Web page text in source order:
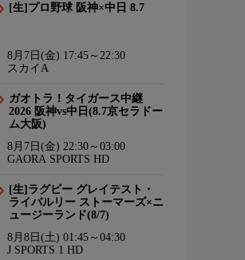
[生]プロ野球 阪神×中日 8.7
8月7日(金) 17:45～22:30
スカイA
ガオトラ！タイガース中継
2026 阪神vs中日(8.7京セラドー
ム大阪)
8月7日(金) 22:30～03:00
GAORA SPORTS HD
[生]ラグビー グレイテスト・
ライバルリー ストーマーズ×ニ
ュージーランド(8/7)
8月8日(土) 01:45～04:30
J SPORTS 1 HD